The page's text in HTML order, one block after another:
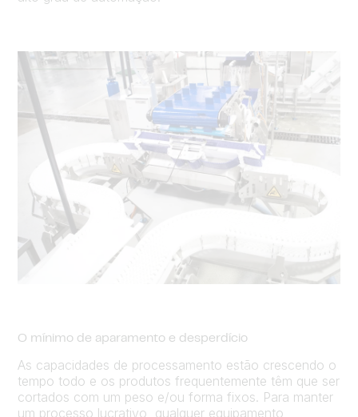
O mínimo de aparamento e desperdício
As capacidades de processamento estão crescendo o
tempo todo e os produtos frequentemente têm que ser
cortados com um peso e/ou forma fixos. Para manter
um processo lucrativo, qualquer equipamento